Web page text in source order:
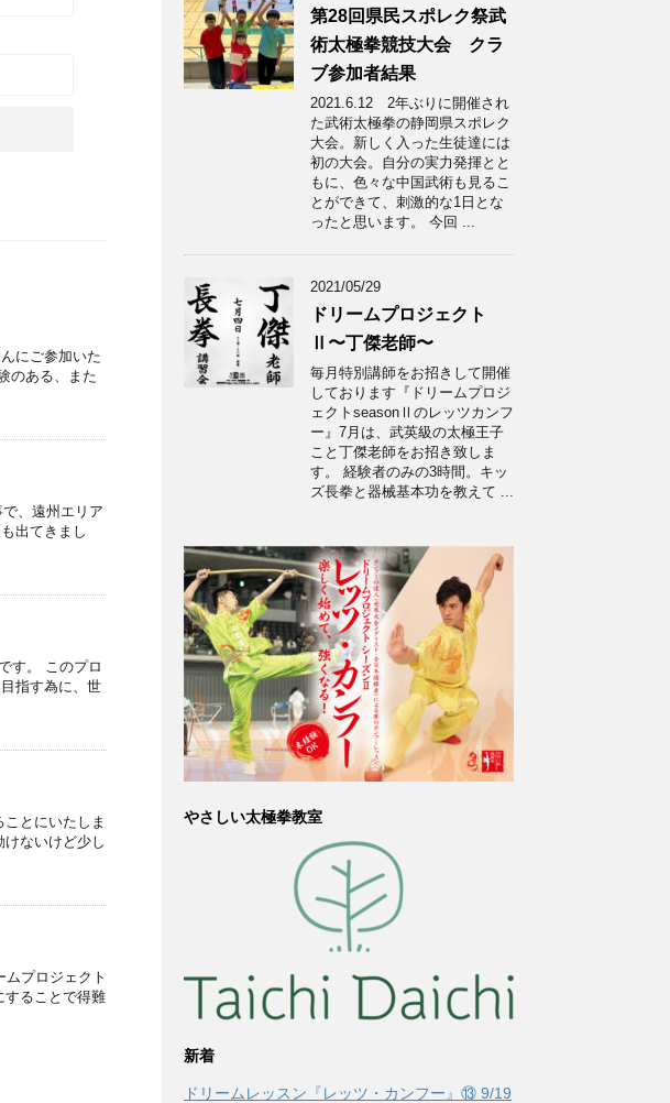
にご参加いた
のある、また
、遠州エリア
出てきまし
す。 このプロ
指す為に、世
とにいたしま
ないけど少し
プロジェクト
することで得難
第28回県民スポレク祭武
術太極拳競技大会 クラ
ブ参加者結果
2021.6.12 2年ぶりに開催され
た武術太極拳の静岡県スポレク
大会。新しく入った生徒達には
初の大会。自分の実力発揮とと
もに、色々な中国武術も見るこ
とができて、刺激的な1日とな
ったと思います。 今回 ...
2021/05/29
ドリームプロジェクト
Ⅱ〜丁傑老師〜
毎月特別講師をお招きして開催
しております『ドリームプロジ
ェクトseasonⅡのレッツカンフ
ー』7月は、武英級の太極王子
こと丁傑老師をお招き致しま
す。 経験者のみの3時間。キッ
ズ長拳と器械基本功を教えて ...
やさしい太極拳教室
新着
ドリームレッスン『レッツ・カンフー』⑬ 9/19